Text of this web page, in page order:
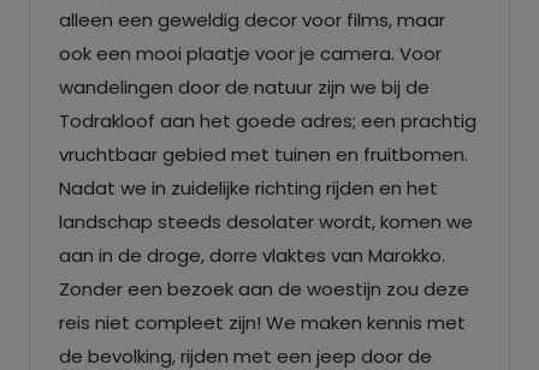
alleen een geweldig decor voor films, maar
ook een mooi plaatje voor je camera. Voor
wandelingen door de natuur zijn we bij de
Todrakloof aan het goede adres; een prachtig
vruchtbaar gebied met tuinen en fruitbomen.
Nadat we in zuidelijke richting rijden en het
landschap steeds desolater wordt, komen we
aan in de droge, dorre vlaktes van Marokko.
Zonder een bezoek aan de woestijn zou deze
reis niet compleet zijn! We maken kennis met
de bevolking, rijden met een jeep door de